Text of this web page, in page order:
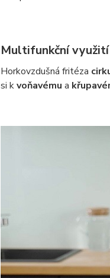
Multifunkční využití
Horkovzdušná fritéza
si kvoňavému a